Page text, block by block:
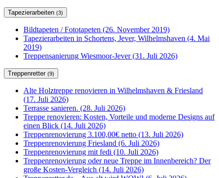
Tapezierarbeiten (3)
Bildtapeten / Fototapeten (26. November 2019)
Tapezierarbeiten in Schortens, Jever, Wilhelmshaven (4. Mai
2019)
Treppensanierung Wiesmoor-Jever (31. Juli 2026)
Treppenretter (9)
Alte Holztreppe renovieren in Wilhelmshaven & Friesland
(17. Juli 2026)
Terrasse sanieren. (28. Juli 2026)
Treppe renovieren: Kosten, Vorteile und moderne Designs auf
einen Blick (14. Juli 2026)
Treppenrenovierung 3.100,00€ netto (13. Juli 2026)
Treppenrenovierung Friesland (6. Juli 2026)
Treppenrenovierung mit fedi (10. Juli 2026)
Treppenrenovierung oder neue Treppe im Innenbereich? Der
große Kosten-Vergleich (14. Juli 2026)